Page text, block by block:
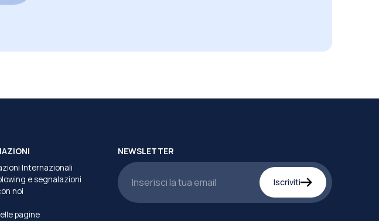
Internazionali
e segnalazioni
noi
pagine
NEWSLETTER
Iscriviti